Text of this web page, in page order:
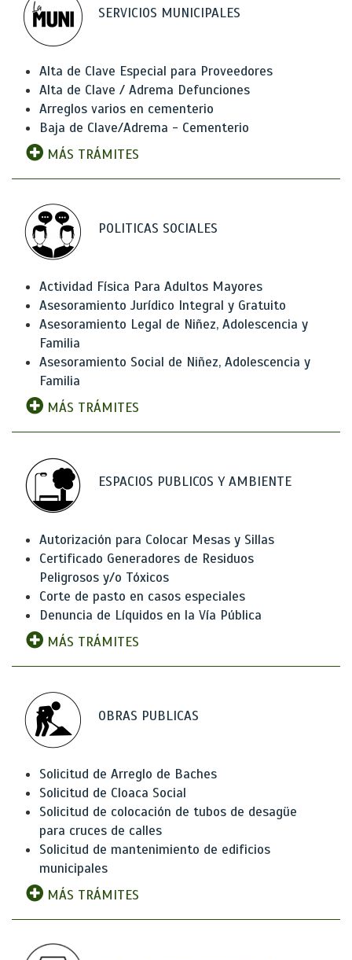
SERVICIOS MUNICIPALES
Alta de Clave Especial para Proveedores
Alta de Clave / Adrema Defunciones
Arreglos varios en cementerio
Baja de Clave/Adrema - Cementerio
MÁS TRÁMITES
POLITICAS SOCIALES
Actividad Física Para Adultos Mayores
Asesoramiento Jurídico Integral y Gratuito
Asesoramiento Legal de Niñez, Adolescencia y
Familia
Asesoramiento Social de Niñez, Adolescencia y
Familia
MÁS TRÁMITES
ESPACIOS PUBLICOS Y AMBIENTE
Autorización para Colocar Mesas y Sillas
Certificado Generadores de Residuos
Peligrosos y/o Tóxicos
Corte de pasto en casos especiales
Denuncia de Líquidos en la Vía Pública
MÁS TRÁMITES
OBRAS PUBLICAS
Solicitud de Arreglo de Baches
Solicitud de Cloaca Social
Solicitud de colocación de tubos de desagüe
para cruces de calles
Solicitud de mantenimiento de edificios
municipales
MÁS TRÁMITES